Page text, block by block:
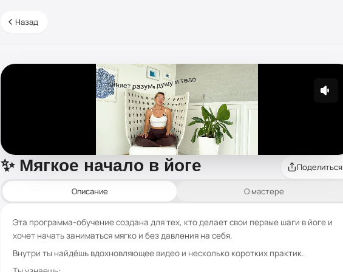
Назад
✨ Мягкое начало в йоге Поделиться
Описание О мастере
Эта программа-обучение создана для тех, кто делает свои первые шаги в йоге и
хочет начать заниматься мягко и без давления на себя.
Внутри ты найдёшь вдохновляющее видео и несколько коротких практик.